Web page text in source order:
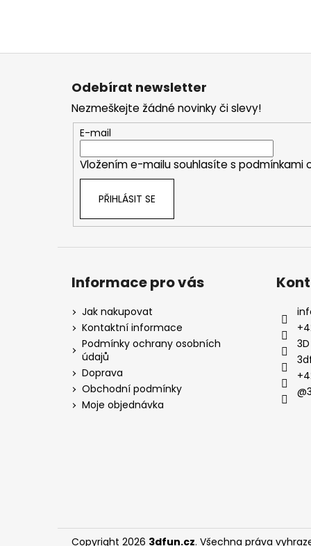
Z
Odebírat newsletter
Nezmeškejte žádné novinky či slevy!
E-mail
Vložením e-mailu souhlasíte s podmínkami
PŘIHLÁSIT SE
Informace pro vás
Jak nakupovat
Kontaktní informace
Podmínky ochrany osobních
údajů
Doprava
Obchodní podmínky
Moje objednávka
3D
Copyright 2026 3dfun.cz. Všechna práva